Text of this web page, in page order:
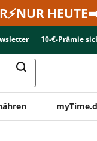
10-€-Prämie